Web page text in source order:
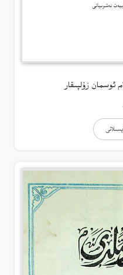
ئوسمان زۇلپىقار